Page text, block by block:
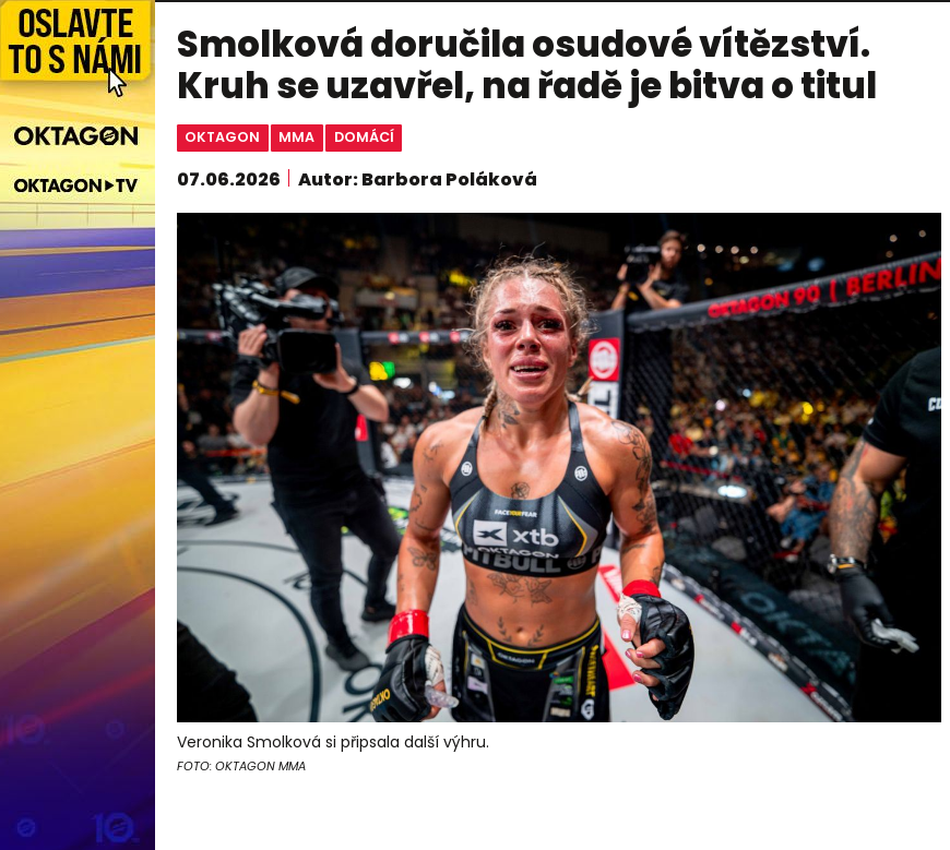
Smolková doručila osudové vítězství.
Kruh se uzavřel, na řadě je bitva o titul
OKTAGON MMA DOMÁCÍ
07.06.2026 Autor: Barbora Poláková
Veronika Smolková si připsala další výhru.
FOTO: OKTAGON MMA